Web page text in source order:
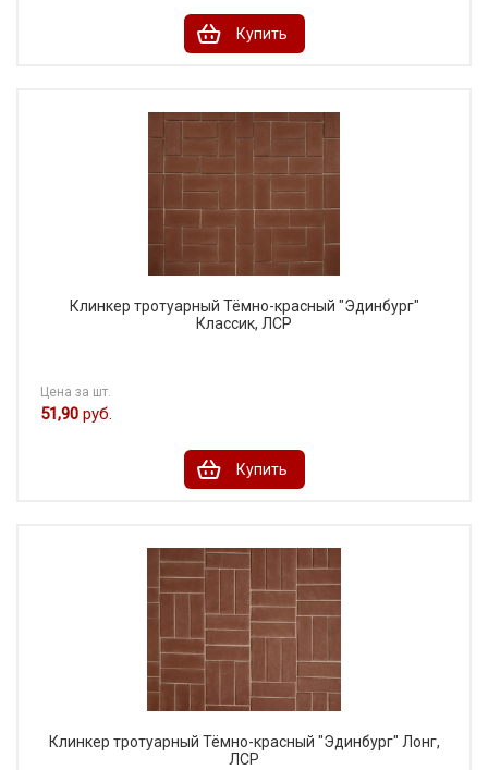
Купить
Клинкер тротуарный Тёмно-красный "Эдинбург"
Классик, ЛСР
Цена за шт.
51,90 руб.
Купить
Клинкер тротуарный Тёмно-красный "Эдинбург" Лонг,
ЛСР